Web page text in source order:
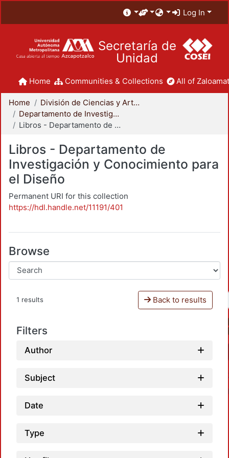
Log In
Secretaría de
Unidad
Home Communities & Collections All of
Home
División de Ciencias y Artes para el Diseño
Departamento de Investigación y Conocimiento para el Diseño
Libros - Departamento de Investigación y Conocimiento para el Diseño
Libros - Departamento de
Investigación y Conocimiento para
el Diseño
Permanent URI for this collection
https://hdl.handle.net/11191/401
Browse
1 results Back to results
Filters
Author
Subject
Date
Type